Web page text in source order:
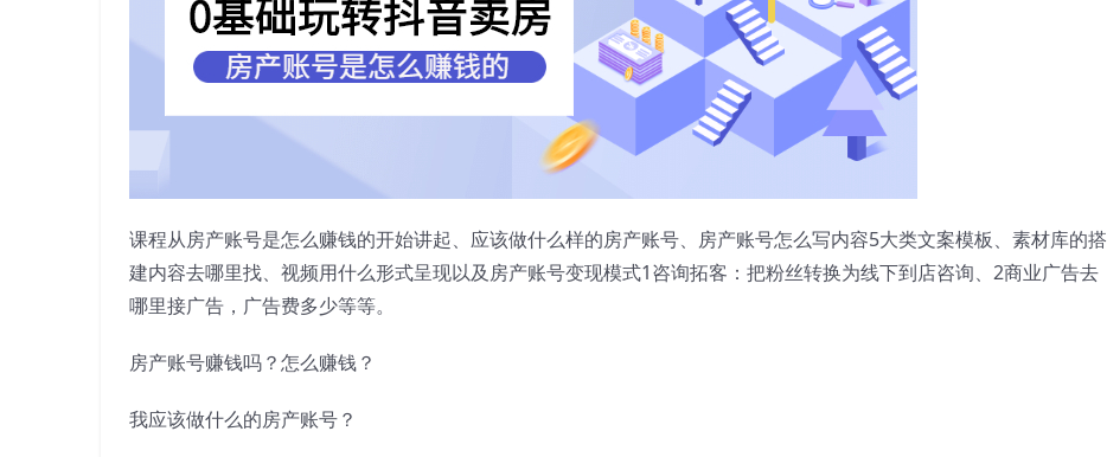
课程从房产账号是怎么赚钱的开始讲起、应该做什么样的房产账号、房产账号怎么写内容5大类文案模板、素材库的搭
建内容去哪里找、视频用什么形式呈现以及房产账号变现模式1咨询拓客：把粉丝转换为线下到店咨询、2商业广告去
哪里接广告，广告费多少等等。
房产账号赚钱吗？怎么赚钱？
我应该做什么的房产账号？